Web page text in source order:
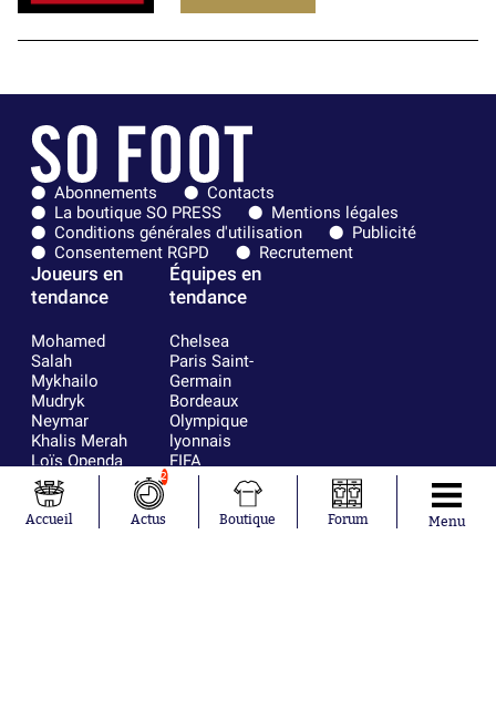
Abonnements
Contacts
La boutique SO PRESS
Mentions légales
Conditions générales d'utilisation
Publicité
Consentement RGPD
Recrutement
Joueurs en
tendance
Mohamed
Salah
Mykhailo
Mudryk
Neymar
Khalis Merah
Loïs Openda
Moussa
Niakhaté
Nicolás
Équipes en
tendance
Chelsea
Paris Saint-
Germain
Bordeaux
Olympique
lyonnais
FIFA
Real Madrid
RC Strasbourg
AC Milan
Accueil
2
Actus Boutique Forum Menu